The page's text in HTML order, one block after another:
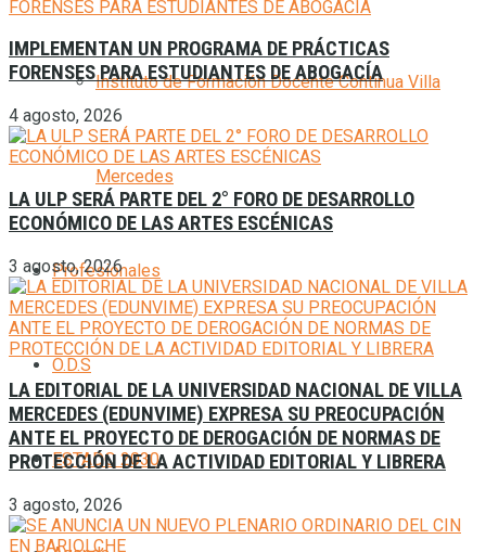
Instituto de Formación Docente Continua Villa
Mercedes
Profesionales
O.D.S
ESTADO 2030
IMPLEMENTAN UN PROGRAMA DE PRÁCTICAS
FORENSES PARA ESTUDIANTES DE ABOGACÍA
4 agosto, 2026
LA ULP SERÁ PARTE DEL 2° FORO DE DESARROLLO
ECONÓMICO DE LAS ARTES ESCÉNICAS
3 agosto, 2026
LA EDITORIAL DE LA UNIVERSIDAD NACIONAL DE VILLA
MERCEDES (EDUNVIME) EXPRESA SU PREOCUPACIÓN
ANTE EL PROYECTO DE DEROGACIÓN DE NORMAS DE
PROTECCIÓN DE LA ACTIVIDAD EDITORIAL Y LIBRERA
3 agosto, 2026